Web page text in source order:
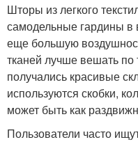
Шторы из легкого
самодельные гардины в
еще большую
тканей лучше вешать
получались красивые
используются скобки,
может быть как
Пользователи часто